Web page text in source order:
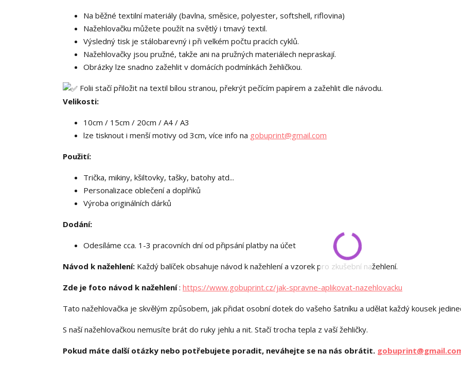
Na běžné textilní materiály (bavlna, směsice, polyester, softshell, riflovina)
Nažehlovačku můžete použít na světlý i tmavý textil.
Výsledný tisk je stálobarevný i při velkém počtu pracích cyklů.
Nažehlovačky jsou pružné, takže ani na pružných materiálech nepraskají.
Obrázky lze snadno zažehlit v domácích podmínkách žehličkou.
Folii stačí přiložit na textil bílou stranou, překrýt pečícím papírem a zažehlit dle návodu.
Velikosti:
10cm / 15cm / 20cm / A4 / A3
lze tisknout i menší motivy od 3cm, více info na gobuprint@gmail.com
Použití:
Trička, mikiny, kšiltovky, tašky, batohy atd...
Personalizace oblečení a doplňků
Výroba originálních dárků
Dodání:
Odesíláme cca. 1-3 pracovních dní od připsání platby na účet
Návod k nažehlení: Každý balíček obsahuje návod k nažehlení a vzorek pro zkušební nažehlení.
Zde je foto návod k nažehlení: https://www.gobuprint.cz/jak-spravne-aplikovat-nazehlovacku
Tato nažehlovačka je skvělým způsobem, jak přidat osobní dotek do vašeho šatníku a udělat každý kousek
S naší nažehlovačkou nemusíte brát do ruky jehlu a nit. Stačí trocha tepla z vaší žehličky.
Pokud máte další otázky nebo potřebujete poradit, neváhejte se na nás obrátit.